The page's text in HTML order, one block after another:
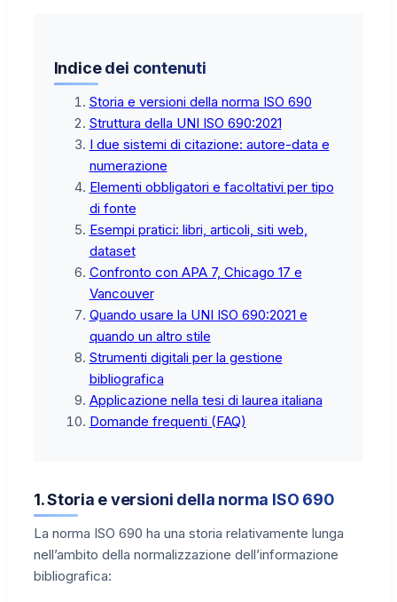
Indice dei contenuti
Storia e versioni della norma ISO 690
Struttura della UNI ISO 690:2021
I due sistemi di citazione: autore-data e
numerazione
Elementi obbligatori e facoltativi per tipo
di fonte
Esempi pratici: libri, articoli, siti web,
dataset
Confronto con APA 7, Chicago 17 e
Vancouver
Quando usare la UNI ISO 690:2021 e
quando un altro stile
Strumenti digitali per la gestione
bibliografica
Applicazione nella tesi di laurea italiana
Domande frequenti (FAQ)
1. Storia e versioni della norma ISO 690
La norma ISO 690 ha una storia relativamente lunga
nell’ambito della normalizzazione dell’informazione
bibliografica: